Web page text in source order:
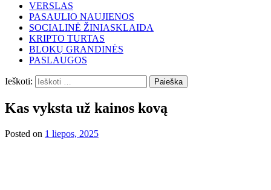
VERSLAS
PASAULIO NAUJIENOS
SOCIALINĖ ŽINIASKLAIDA
KRIPTO TURTAS
BLOKŲ GRANDINĖS
PASLAUGOS
Ieškoti:
Kas vyksta už kainos kovą
Posted on 1 liepos, 2025